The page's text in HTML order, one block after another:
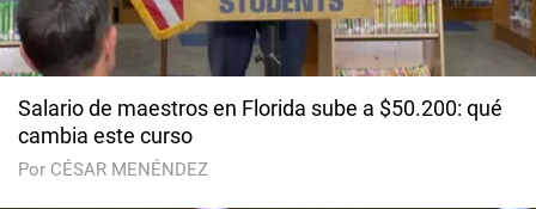
Salario de maestros en Florida sube a $50.200: qué
cambia este curso
Por CÉSAR MENÉNDEZ